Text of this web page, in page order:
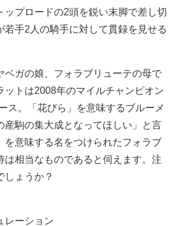
ップロードの2頭を鋭い末脚で差し切
若手2人の騎手に対して貫録を見せる
ベガの娘、フォラブリューテの母で
ットは2008年のマイルチャンピオン
ス。「花びら」を意味するブルーメ
産駒の集大成となってほしい」と言
を意味する名をつけられたフォラブ
は相当なものであると伺えます。注
しょうか？
レーション